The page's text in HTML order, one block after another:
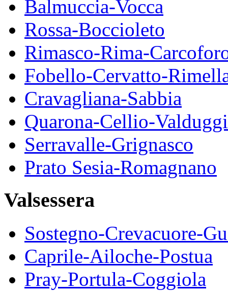
Balmuccia-Vocca
Rossa-Boccioleto
Rimasco-Rima-
Fobello-Cervatto-
Cravagliana-Sabbia
Quarona-Cellio-
Serravalle-Grignasco
Prato Sesia-Romagnano
Valsessera
Sostegno-Crevacuore-
Caprile-Ailoche-Postua
Pray-Portula-Coggiola